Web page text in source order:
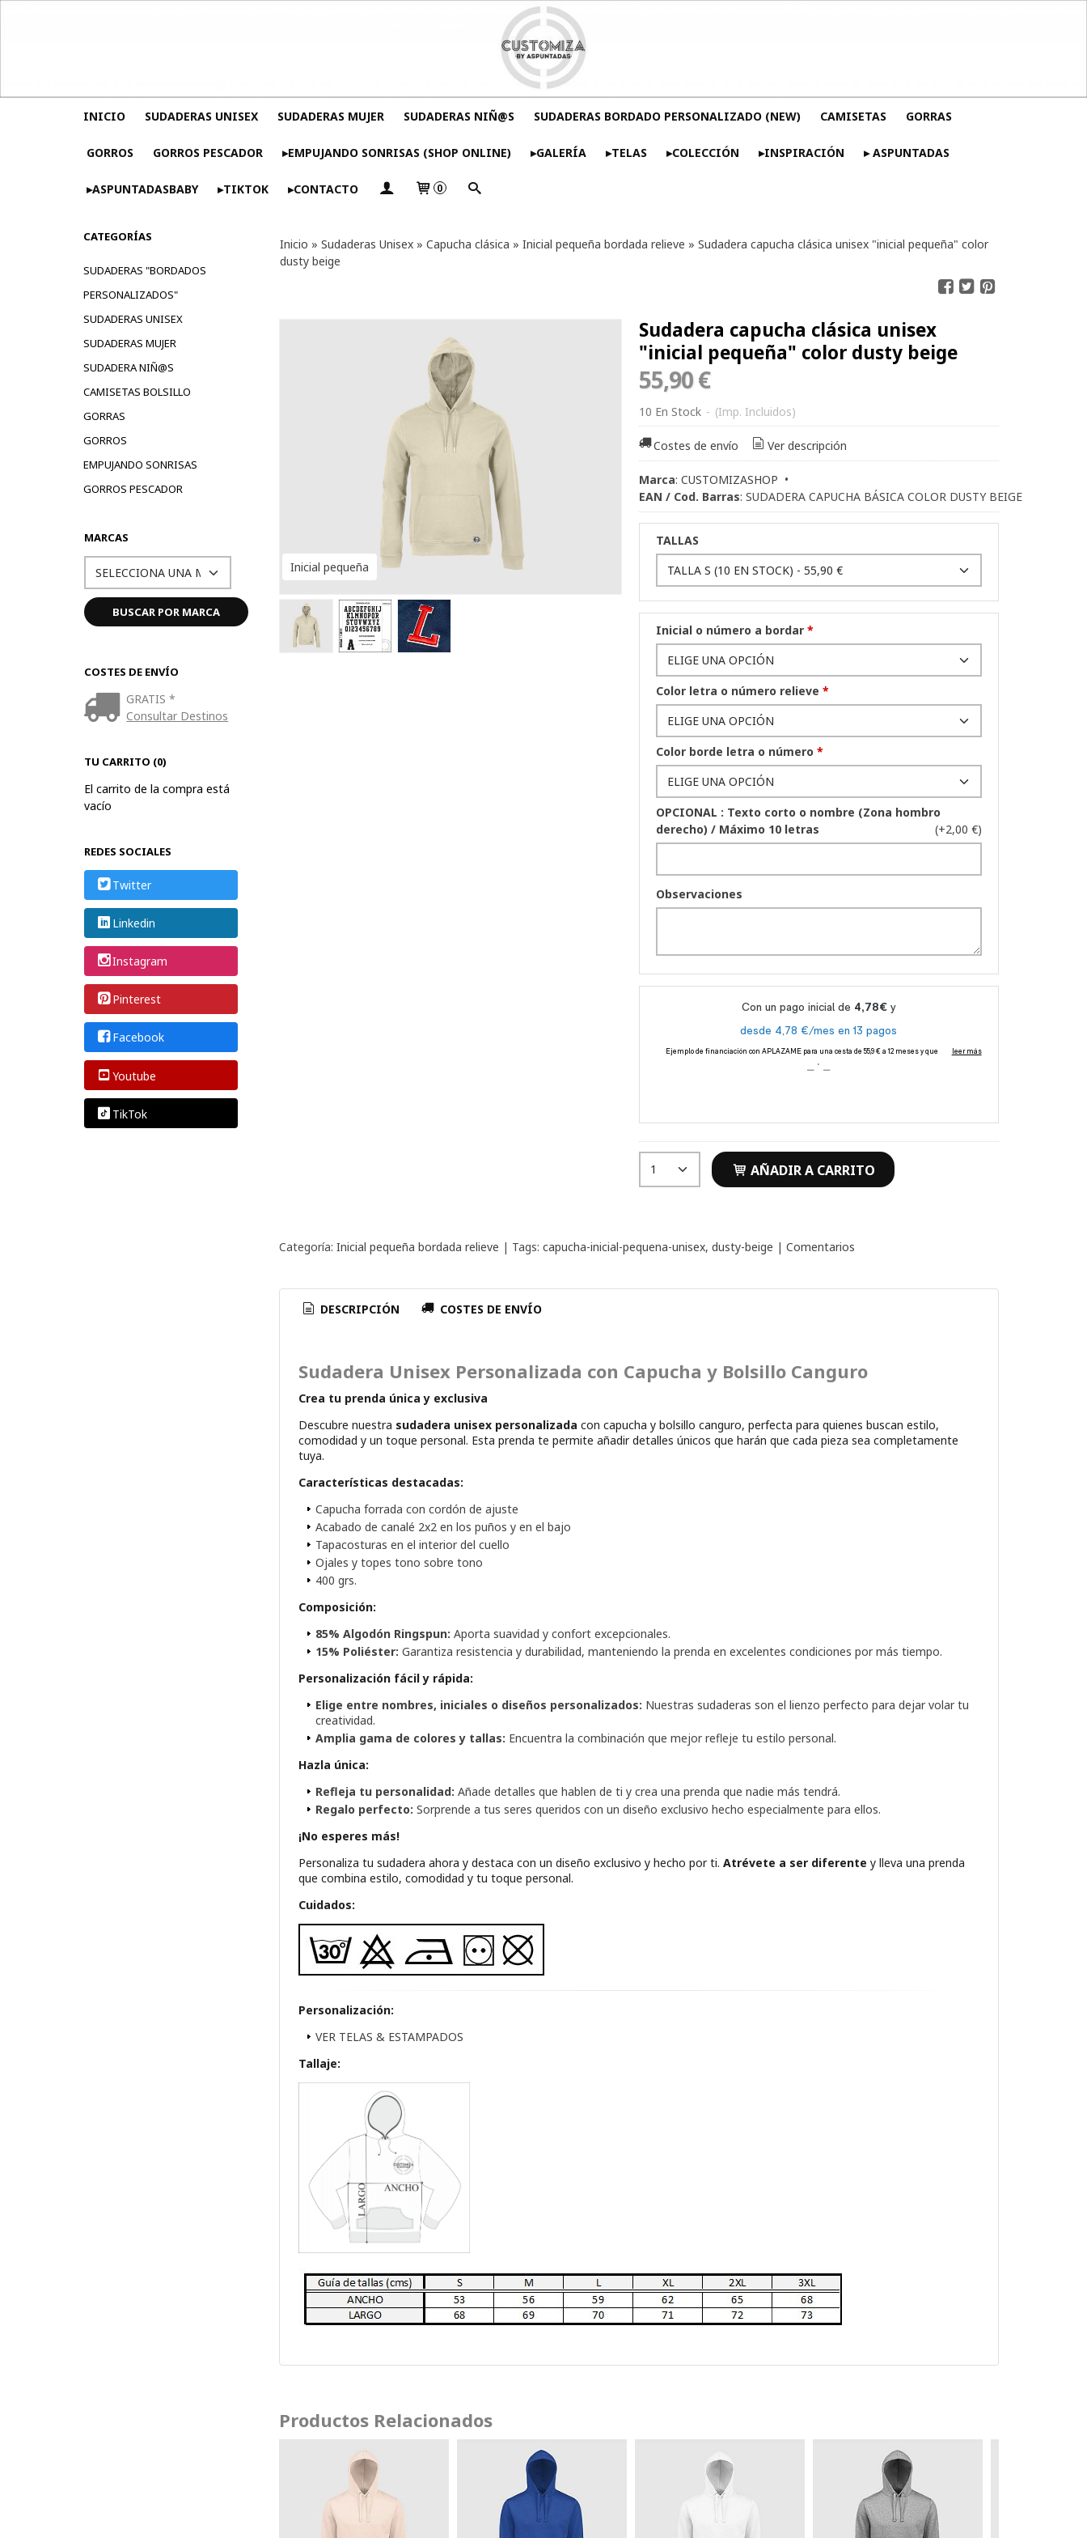
INICIO SUDADERAS UNISEX SUDADERAS MUJER SUDADERAS NIÑ@S SUDADERAS BORDADO PERSONALIZADO (NEW) CAMISETAS GORRAS
GORROS GORROS PESCADOR ▸EMPUJANDO SONRISAS (SHOP ONLINE) ▸GALERÍA ▸TELAS ▸COLECCIÓN ▸INSPIRACIÓN ▸ ASPUNTADAS
▸ASPUNTADASBABY ▸TIKTOK ▸CONTACTO 0
CATEGORÍAS
SUDADERAS "BORDADOS
PERSONALIZADOS"
SUDADERAS UNISEX
SUDADERAS MUJER
SUDADERA NIÑ@S
CAMISETAS BOLSILLO
GORRAS
GORROS
EMPUJANDO SONRISAS
GORROS PESCADOR
MARCAS
COSTES DE ENVÍO
GRATIS *
Consultar Destinos
TU CARRITO (0)
El carrito de la compra está
vacío
REDES SOCIALES
Twitter
Linkedin
Instagram
Pinterest
Facebook
Youtube
TikTok
Inicio » Sudaderas Unisex» Capucha clásica » Inicial pequeña bordada relieve » Sudadera capucha clásica unisex "inicial pequeña" color
dusty beige
Inicial pequeña
Sudadera capucha clásica unisex
"inicial pequeña" color dusty beige
55,90 €
10 En Stock - (Imp. Incluidos)
Costes de envío Ver descripción
Marca: CUSTOMIZASHOP •
EAN / Cod. Barras: SUDADERA CAPUCHA BÁSICA COLOR DUSTY BEIGE
TALLAS
Inicial o número a bordar *
Color letra o número relieve *
Color borde letra o número *
OPCIONAL : Texto corto o nombre (Zona hombro
derecho) / Máximo 10 letras
(+2,00 €)
Observaciones
AÑADIR A CARRITO
Categoría: Inicial pequeña bordada relieve | Tags: capucha-inicial-pequena-unisex dusty-beige | Comentarios
DESCRIPCIÓN COSTES DE ENVÍO
Sudadera Unisex Personalizada con Capucha y Bolsillo Canguro
Crea tu prenda única y exclusiva
Descubre nuestra sudadera unisex personalizada con capucha y bolsillo canguro, perfecta para quienes buscan estilo,
comodidad y un toque personal. Esta prenda te permite añadir detalles únicos que harán que cada pieza sea completamente
tuya.
Características destacadas:
Capucha forrada con cordón de ajuste
Acabado de canalé 2x2 en los puños y en el bajo
Tapacosturas en el interior del cuello
Ojales y topes tono sobre tono
400 grs.
Composición:
85% Algodón Ringspun: Aporta suavidad y confort excepcionales.
15% Poliéster: Garantiza resistencia y durabilidad, manteniendo la prenda en excelentes condiciones por más tiempo.
Personalización fácil y rápida:
Elige entre nombres, iniciales o diseños personalizados: Nuestras sudaderas son el lienzo perfecto para dejar volar tu
creatividad.
Amplia gama de colores y tallas: Encuentra la combinación que mejor refleje tu estilo personal.
Hazla única:
Refleja tu personalidad: Añade detalles que hablen de ti y crea una prenda que nadie más tendrá.
Regalo perfecto: Sorprende a tus seres queridos con un diseño exclusivo hecho especialmente para ellos.
¡No esperes más!
Personaliza tu sudadera ahora y destaca con un diseño exclusivo y hecho por ti.Atrévete a ser diferente y lleva una prenda
que combina estilo, comodidad y tu toque personal.
Cuidados:
Personalización:
VER TELAS & ESTAMPADOS
Tallaje:
Productos Relacionados